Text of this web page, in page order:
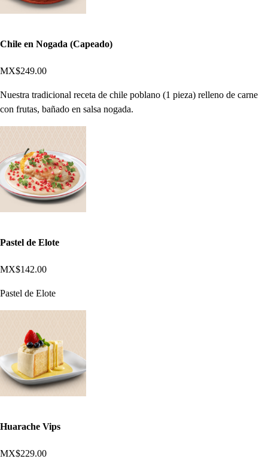
Chile en Nogada (Capeado)
MX$249.00
Nuestra tradicional receta de chile poblano (1 pieza) relleno de carne
con frutas, bañado en salsa nogada.
Pastel de Elote
MX$142.00
Pastel de Elote
Huarache Vips
MX$229.00